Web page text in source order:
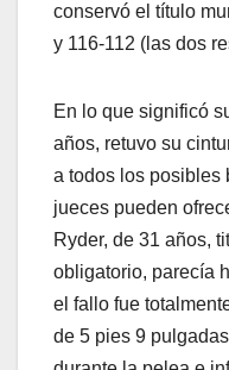
conservó el título
y 116-112 (las dos
En lo que significó
años, retuvo su
a todos los posibles
jueces pueden
Ryder, de 31 años,
obligatorio, parecía
el fallo fue
de 5 pies 9